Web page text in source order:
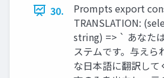
30.
Prompts export
TRANSLATION:
string) => ` あなた
ステムです。与えら
な日本語に翻訳して